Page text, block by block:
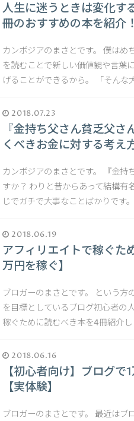
人生に迷うときは変化す
冊のおすすめの本を紹介
カンボジアのまさとです。 僕はめ
を読むことで新しい価値観や言葉
げることができるから。 「そんな
2018.07.23
『金持ち父さん貧乏父
くべきお金に対する考え
カンボジアのまさとです。 『金持
すか？ わりと昔からあって結構有
じでガチで大事なことばかりです
2018.06.19
アフィリエイトで稼ぐた
万円を稼ぐ】
ブロガーのまさとです。 という方
を目標としているブログ初心者の
稼ぐために読むべき本を4冊紹介
2018.06.16
【初心者向け】ブログ
【実体験】
ブロガーのまさとです。 最近は